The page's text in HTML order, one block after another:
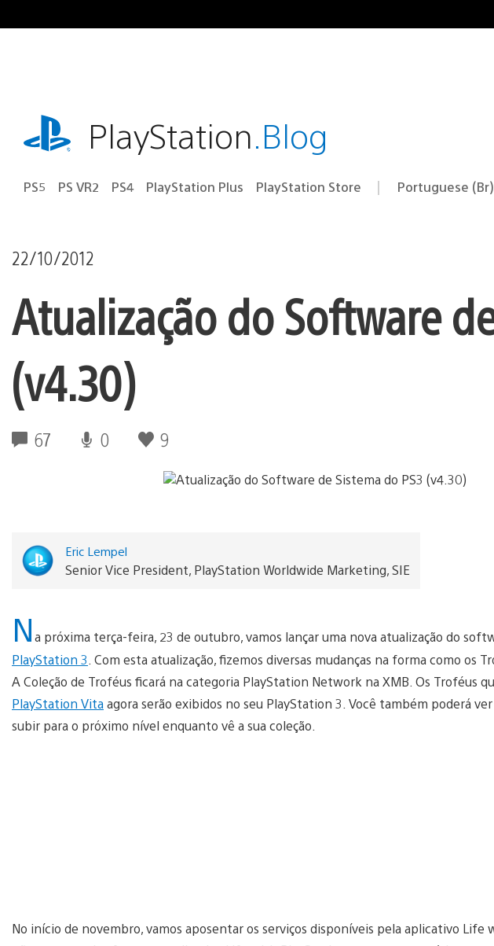
para
playstation.comPlayStation.Blog
PS5 PS VR2 PS4 PlayStation Plus PlayStation Store Selecione
Região
Portuguese (Br)
22/10/2012
Atualização do Software
(v4.30)
67 0 9
Eric Lempel
Senior Vice President, PlayStation Worldwide Marketing, SIE
Na próxima terça-feira, 23 de outubro, vamos lançar uma nova atualização do
PlayStation 3 . Com esta atualização, fizemos diversas mudanças na forma como os
A Coleção de Troféus ficará na categoria PlayStation Network na XMB. Os Troféus
PlayStation Vitaagora serão exibidos no seu PlayStation 3. Você também poderá
subir para o próximo nível enquanto vê a sua coleção.
No início de novembro, vamos aposentar os serviços disponíveis pela aplicativo Life